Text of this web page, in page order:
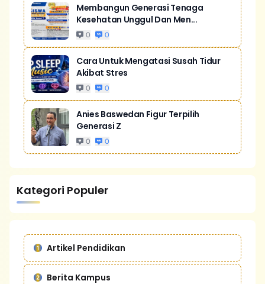
Membangun Generasi Tenaga
Kesehatan Unggul Dan Men...
0 0
Cara Untuk Mengatasi Susah Tidur
Akibat Stres
0 0
Anies Baswedan Figur Terpilih
Generasi Z
0 0
Kategori Populer
Artikel Pendidikan
Berita Kampus